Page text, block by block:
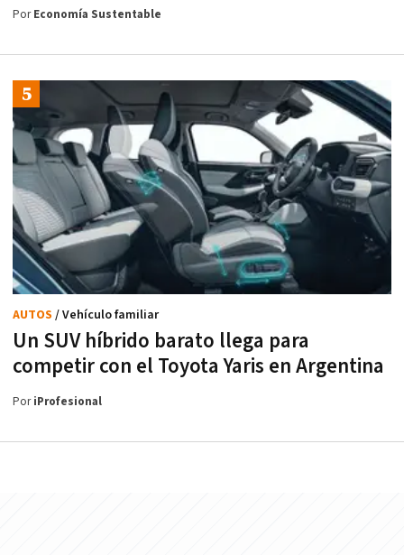
PorEconomía Sustentable
Un SUV híbrido barato llega para
competir con el Toyota Yaris en Argentina
AUTOS / Vehículo familiar
PoriProfesional